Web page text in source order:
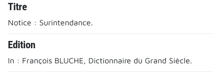
Titre
Notice : Surintendance.
Edition
In : François BLUCHE, Dictionnaire du Grand Siècle.